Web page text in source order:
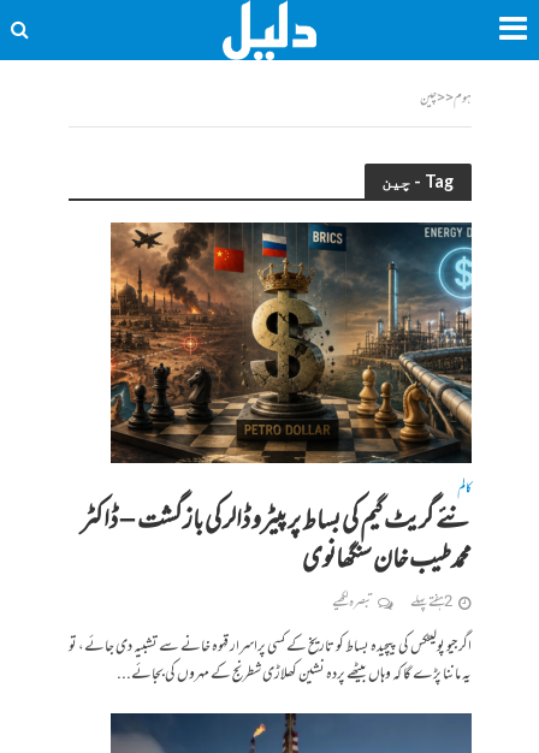
ہوم<<چین
Tag - چین
کالم
نئے گریٹ گیم کی بساط پر پیٹرو ڈالر کی بازگشت – ڈاکٹر
محمد طیب خان سنگھانوی
2 ہفتے پہلے تبصرہ لکھیے
اگر جیو پولیٹکس کی پیچیدہ بساط کو تاریخ کے کسی پراسرار قہوہ خانے سے تشبیہ دی جائے، تو
یہ ماننا پڑے گا کہ وہاں بیٹھے پردہ نشین کھلاڑی شطرنج کے مہروں کی بجائے...